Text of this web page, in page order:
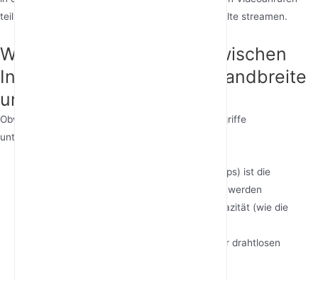
teilnehmen, während andere spielen oder 4K Inhalte streamen.
Was ist der Unterschied zwischen
Internetgeschwindigkeit, Bandbreite
und WiFi?
Obwohl oft synonym verwendet, haben diese Begriffe
unterschiedliche Bedeutungen:
(gemessen in Mbps) ist die
Geschwindigkeit, mit der Daten übertragen werden
repräsentiert die maximale Kapazität (wie die
ist die Leistung Ihrer drahtlosen